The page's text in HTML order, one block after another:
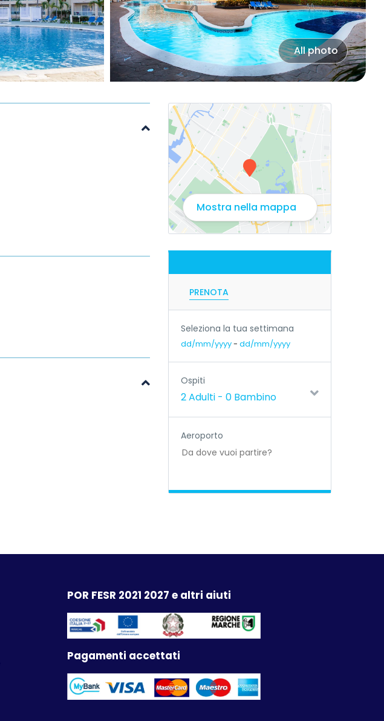
All photo
Mostra nella mappa
PRENOTA
Seleziona la tua settimana
dd/mm/yyyy- dd/mm/yyyy
Ospiti
2 Adulti - 0 Bambino
Aeroporto
POR FESR 2021 2027 e altri aiuti
Pagamenti accettati